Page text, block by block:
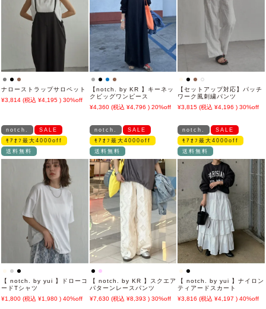
ナローストラップサロペット
3,814
4,195 30%off
【notch. by KR 】キーネッ
クビッグワンピース
4,360
4,796 20%off
【セットアップ対応】パッチ
ワーク風刺繍パンツ
3,815
4,196 30%off
notch.
SALE
ﾓｱｵﾌ最大4000off
送料無料
【 notch. by yui 】ドローコ
ードTシャツ
1,800
1,980 40%off
notch.
SALE
ﾓｱｵﾌ最大4000off
送料無料
【 notch. by KR 】スクエア
パターンレースパンツ
7,630
8,393 30%off
notch.
SALE
ﾓｱｵﾌ最大4000off
送料無料
【 notch. by yui 】ナイロン
ティアードスカート
3,816
4,197 40%off